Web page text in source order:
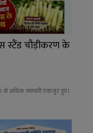
स्टैंड चौड़ीकरण के
अधिक व्यापारी एकजुट हुए।